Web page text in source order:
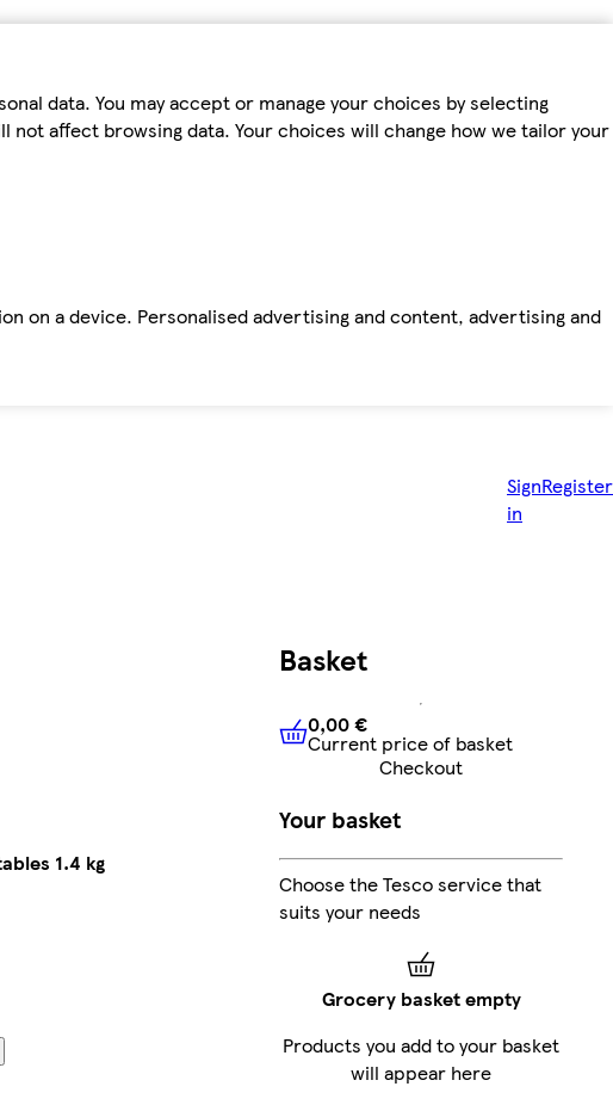
data. You may accept or manage your choices by selecting
affect browsing data. Your choices will change how we tailor your
on a device. Personalised advertising and content, advertising and
Sign
in
Register
1.4 kg
Basket
0,00 €Current price of
0,00 €
Current price of basket
Checkout
Your basket
Choose the Tesco service that
suits your needs
Grocery basket empty
Products you add to your basket
will appear here